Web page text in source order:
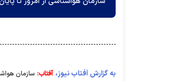
به گزارش آفتاب نیوز، آفتاب: سازمان